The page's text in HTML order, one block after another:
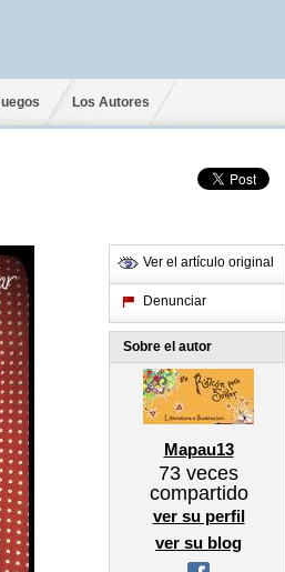
Los Autores
Ver el artículo original
Denunciar
Sobre el autor
Mapau13
73 veces
compartido
ver su perfil
ver su blog